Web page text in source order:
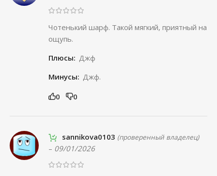
Чотенький шарф. Такой мягкий, приятный на
ощупь.
Плюсы: Джф
Минусы: Джф.
0 0
sannikova0103 (проверенный владелец)
– 09/01/2026